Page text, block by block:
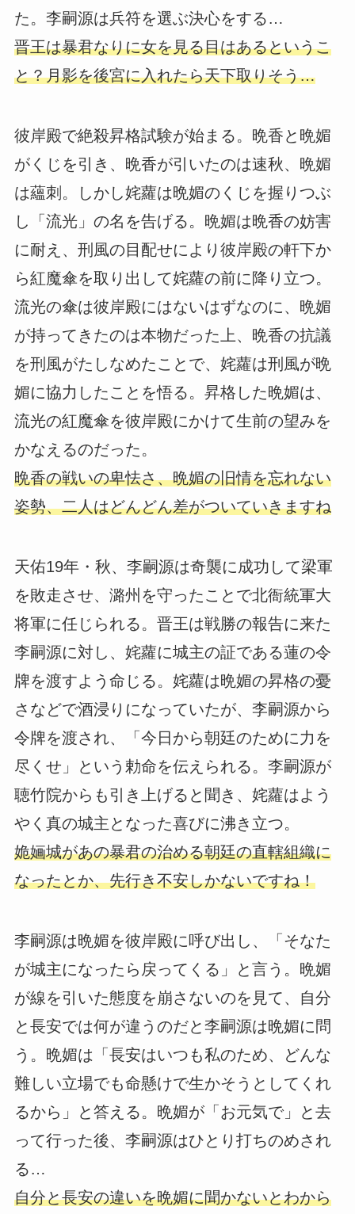
た。李嗣源は兵符を選ぶ決心をする…
晋王は暴君なりに女を見る目はあるというこ
と？月影を後宮に入れたら天下取りそう…
彼岸殿で絶殺昇格試験が始まる。晩香と晩媚
がくじを引き、晩香が引いたのは速秋、晩媚
は蘊刺。しかし姹蘿は晩媚のくじを握りつぶ
し「流光」の名を告げる。晩媚は晩香の妨害
に耐え、刑風の目配せにより彼岸殿の軒下か
ら紅魔傘を取り出して姹蘿の前に降り立つ。
流光の傘は彼岸殿にはないはずなのに、晩媚
が持ってきたのは本物だった上、晩香の抗議
を刑風がたしなめたことで、姹蘿は刑風が晩
媚に協力したことを悟る。昇格した晩媚は、
流光の紅魔傘を彼岸殿にかけて生前の望みを
かなえるのだった。
晩香の戦いの卑怯さ、晩媚の旧情を忘れない
姿勢、二人はどんどん差がついていきますね
天佑19年・秋、李嗣源は奇襲に成功して梁軍
を敗走させ、潞州を守ったことで北衙統軍大
将軍に任じられる。晋王は戦勝の報告に来た
李嗣源に対し、姹蘿に城主の証である蓮の令
牌を渡すよう命じる。姹蘿は晩媚の昇格の憂
さなどで酒浸りになっていたが、李嗣源から
令牌を渡され、「今日から朝廷のために力を
尽くせ」という勅命を伝えられる。李嗣源が
聴竹院からも引き上げると聞き、姹蘿はよう
やく真の城主となった喜びに沸き立つ。
姽婳城があの暴君の治める朝廷の直轄組織に
なったとか、先行き不安しかないですね！
李嗣源は晩媚を彼岸殿に呼び出し、「そなた
が城主になったら戻ってくる」と言う。晩媚
が線を引いた態度を崩さないのを見て、自分
と長安では何が違うのだと李嗣源は晩媚に問
う。晩媚は「長安はいつも私のため、どんな
難しい立場でも命懸けで生かそうとしてくれ
るから」と答える。晩媚が「お元気で」と去
って行った後、李嗣源はひとり打ちのめされ
る…
自分と長安の違いを晩媚に聞かないとわから